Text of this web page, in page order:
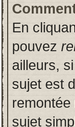
En
pouvez
ailleurs,
sujet est
remontée
sujet